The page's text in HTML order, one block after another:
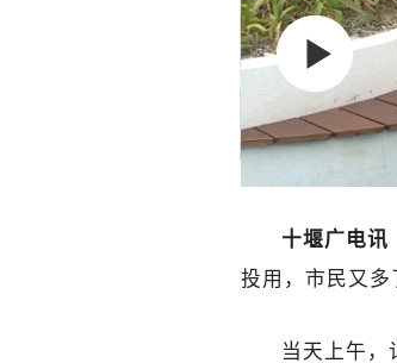
十堰广电讯
投用，市民又多
当天上午，